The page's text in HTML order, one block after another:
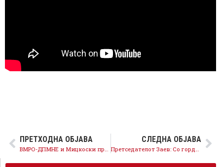
ПРЕТХОДНА ОБЈАВА СЛЕДНА ОБЈАВА